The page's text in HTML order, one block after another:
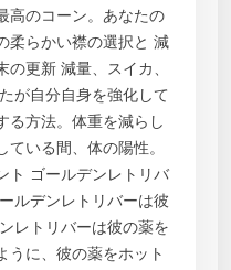
高のコーン。あなたの
柔らかい襟の選択と 減
更新 減量、スイカ、
が自分自身を強化して
る方法。体重を減らし
いる間、体の陽性。
ト ゴールデンレトリバ
ルデンレトリバーは彼
レトリバーは彼の薬を
うに、彼の薬をホット